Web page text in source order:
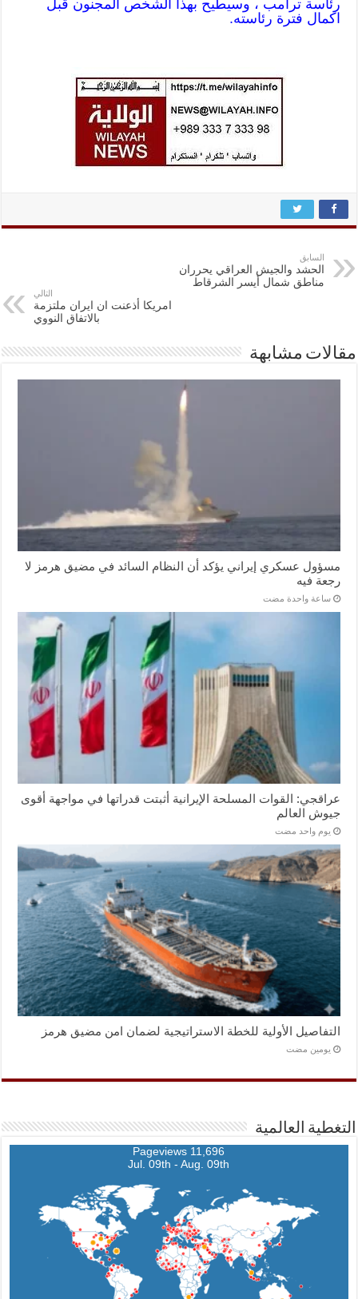
رئاسة ترامب ، وسيطيح بهذا الشخص المجنون قبل
اكمال فترة رئاسته.
السابق
الحشد والجيش العراقي يحرران
مناطق شمال أيسر الشرقاط
التالي
امريكا أذعنت ان ايران ملتزمة
بالاتفاق النووي
مقالات مشابهة
مسؤول عسكري إيراني يؤكد أن النظام السائد في مضيق هرمز لا
رجعة فيه
‏ساعة واحدة مضت
عراقجي: القوات المسلحة الإيرانية أثبتت قدراتها في مواجهة أقوى
جيوش العالم
‏يوم واحد مضت
التفاصيل الأولية للخطة الاستراتيجية لضمان امن مضيق هرمز
‏يومين مضت
التغطية العالمية
11,696 Pageviews
Jul. 09th - Aug. 09th